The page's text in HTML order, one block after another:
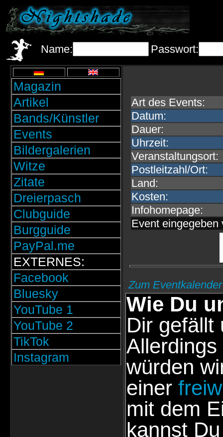
Name: Passwort:
Magazin
Artikel
Bands/Künstler
Events
Bildergalerien
Witze
Zitate
Dreierpasch
Clubguide
Burgguide
PayPal.me
EXTERNES:
Facebook
Bluesky
YouTube 1
YouTube 2
TikTok
Instagram
Art des Events:
Datum:
Dauer:
Uhrzeit:
Veranstaltungsort:
Postleitzahl/Ort:
Land:
Kosten:
Infohomepage:
Event eingegeben
Zum Eventkalender
Wie Du
Dir gefällt
würden
einer
mit dem
kannst